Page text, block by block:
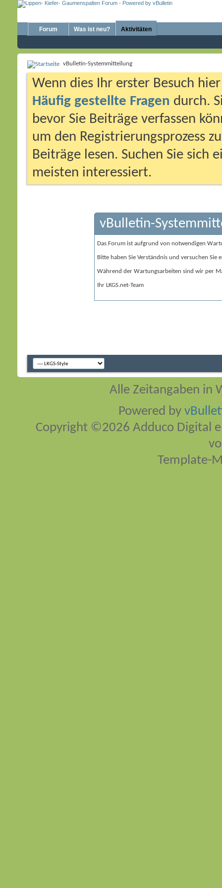
Forum Was ist neu? Aktivitäten
vBulletin-Systemmitteilung
Wenn dies Ihr erster Besuch
Häufig gestellte Fragen durch.
bevor Sie Beiträge verfassen
um den Registrierungsprozess
Beiträge lesen. Suchen Sie sich
meisten interessiert.
vBulletin-
Das Forum ist aufgrund von notwendigen
Bitte haben Sie Verständnis und versuchen Sie
Während der Wartungsarbeiten sind wir per
Ihr LKGS.net-Team
Alle Zeitangaben in
Powered by
Copyright ©2026 Adduco Digital
Template-